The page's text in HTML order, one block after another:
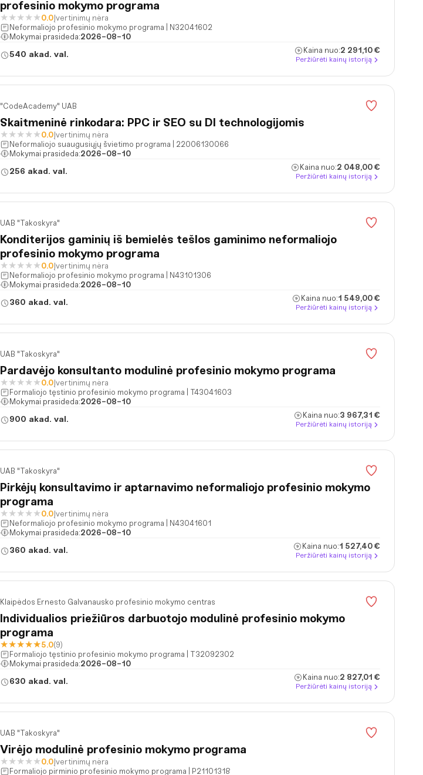
profesinio mokymo programa
★ ★ ★ ★ ★ 0.0 Įvertinimų nėra
Neformaliojo profesinio mokymo programa | N32041602
Mokymai prasideda:2026-08-10
540 akad. val. Kaina nuo:2 291,10 €
Peržiūrėti kainų istoriją
"CodeAcademy" UAB
Skaitmeninė rinkodara: PPC ir SEO su DI technologijomis
★ ★ ★ ★ ★ 0.0 Įvertinimų nėra
Neformaliojo suaugusiųjų švietimo programa | 22006130066
Mokymai prasideda:2026-08-10
256 akad. val. Kaina nuo:2 048,00 €
Peržiūrėti kainų istoriją
UAB "Takoskyra"
Konditerijos gaminių iš bemielės tešlos gaminimo neformaliojo
profesinio mokymo programa
★ ★ ★ ★ ★ 0.0 Įvertinimų nėra
Neformaliojo profesinio mokymo programa | N43101306
Mokymai prasideda:2026-08-10
360 akad. val. Kaina nuo:1 549,00 €
Peržiūrėti kainų istoriją
UAB "Takoskyra"
Pardavėjo konsultanto modulinė profesinio mokymo programa
★ ★ ★ ★ ★ 0.0 Įvertinimų nėra
Formaliojo tęstinio profesinio mokymo programa | T43041603
Mokymai prasideda:2026-08-10
900 akad. val. Kaina nuo:3 967,31 €
Peržiūrėti kainų istoriją
UAB "Takoskyra"
Pirkėjų konsultavimo ir aptarnavimo neformaliojo profesinio mokymo
programa
★ ★ ★ ★ ★ 0.0 Įvertinimų nėra
Neformaliojo profesinio mokymo programa | N43041601
Mokymai prasideda:2026-08-10
360 akad. val. Kaina nuo:1 527,40 €
Peržiūrėti kainų istoriją
Klaipėdos Ernesto Galvanausko profesinio mokymo centras
Individualios priežiūros darbuotojo modulinė profesinio mokymo
programa
★★★★★5.0(9)
Formaliojo tęstinio profesinio mokymo programa | T32092302
Mokymai prasideda:2026-08-10
630 akad. val. Kaina nuo:2 827,01 €
Peržiūrėti kainų istoriją
UAB "Takoskyra"
Virėjo modulinė profesinio mokymo programa
★ ★ ★ ★ ★ 0.0 Įvertinimų nėra
Formaliojo pirminio profesinio mokymo programa | P21101318